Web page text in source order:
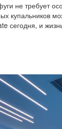
не требует
купальников
сегодня, и